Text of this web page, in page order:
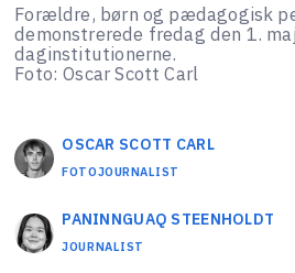
Forældre, børn og pædagogisk
demonstrerede fredag den 1.
daginstitutionerne.
Foto: Oscar Scott Carl
OSCAR SCOTT CARL
FOTOJOURNALIST
PANINNGUAQ STEENHOLDT
JOURNALIST